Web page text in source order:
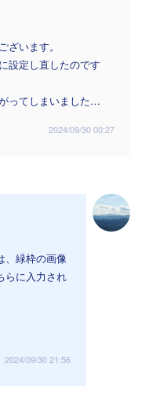
ざいます。
設定し直したのです
ってしまいました…
2024/09/30 00:27
、緑枠の画像
らに入力され
2024/09/30 21:56